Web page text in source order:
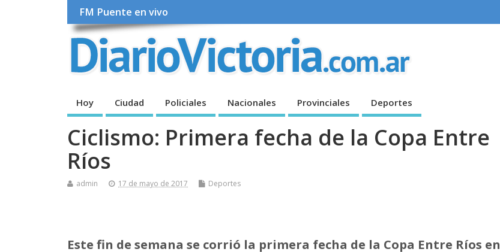
FM Puente en vivo
Hoy Ciudad Policiales Nacionales Provinciales Deportes
Ciclismo: Primera fecha de la Copa Entre
Ríos
admin 17 de mayo de 2017 Deportes
Este fin de semana se corrió la primera fecha de la Copa Entre Ríos en